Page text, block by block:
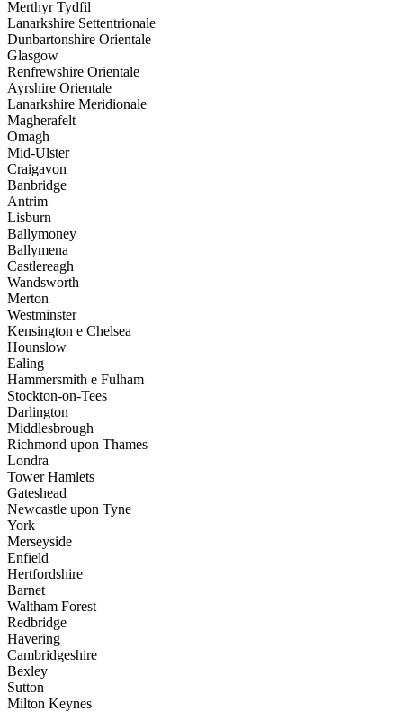
Merthyr Tydfil
Lanarkshire Settentrionale
Dunbartonshire Orientale
Glasgow
Renfrewshire Orientale
Ayrshire Orientale
Lanarkshire Meridionale
Magherafelt
Omagh
Mid-Ulster
Craigavon
Banbridge
Antrim
Lisburn
Ballymoney
Ballymena
Castlereagh
Wandsworth
Merton
Westminster
Kensington e Chelsea
Hounslow
Ealing
Hammersmith e Fulham
Stockton-on-Tees
Darlington
Middlesbrough
Richmond upon Thames
Londra
Tower Hamlets
Gateshead
Newcastle upon Tyne
York
Merseyside
Enfield
Hertfordshire
Barnet
Waltham Forest
Redbridge
Havering
Cambridgeshire
Bexley
Sutton
Milton Keynes